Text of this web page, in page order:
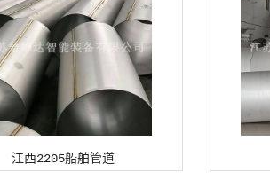
江西2205船舶管道